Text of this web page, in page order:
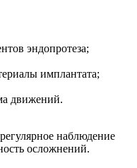
эндопротеза;
имплантата;
движений.
наблюдение
осложнений.